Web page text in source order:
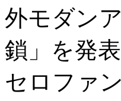
外モダン
鎖」を発
セロファ